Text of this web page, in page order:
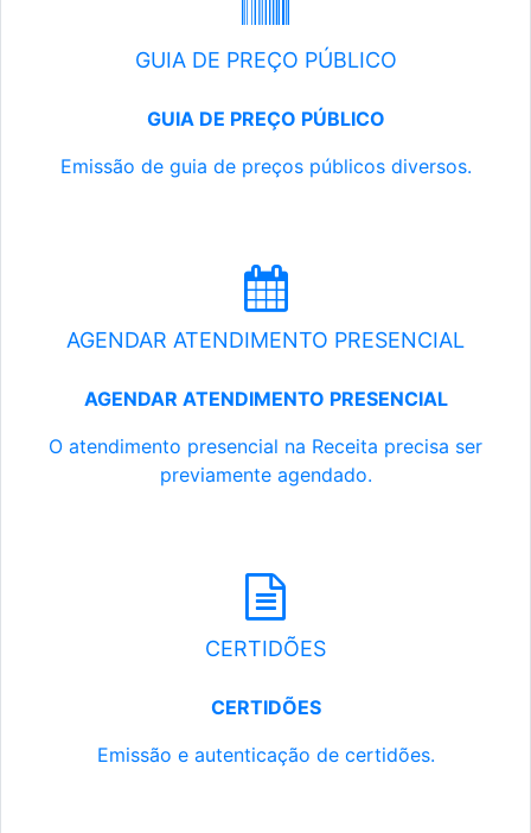
GUIA DE PREÇO PÚBLICO
GUIA DE PREÇO PÚBLICO
Emissão de guia de preços públicos diversos.
AGENDAR ATENDIMENTO PRESENCIAL
AGENDAR ATENDIMENTO PRESENCIAL
O atendimento presencial na Receita precisa ser
previamente agendado.
CERTIDÕES
CERTIDÕES
Emissão e autenticação de certidões.